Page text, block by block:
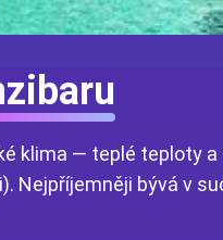
klima — teplé teploty
Nejpříjemněji bývá v